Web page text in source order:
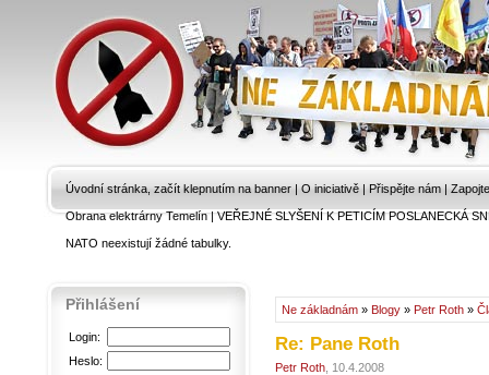
Úvodní stránka, začít klepnutím na banner | O iniciativě | Přispějte nám |
Obrana elektrárny Temelín|VEŘEJNÉ SLYŠENÍ K PETICÍM POSLANECKÁ
NATO neexistují žádné tabulky.
Ne základnám » Blogy » Petr Roth »
Re: Pane Roth
Petr Roth , 10.4.2008
Přihlášení
Login:
Heslo: